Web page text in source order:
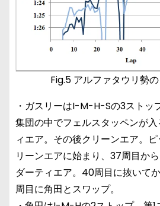
Fig.5 アルファタウリ勢
・ガスリーはI-M-H-Sの3ストッ
集団の中でフェルスタッペンが
ィエア。その後クリーンエア。
リーンエアに始まり、37周目か
ダーティエア。40周目に抜いて
周目に角田とスワップ。